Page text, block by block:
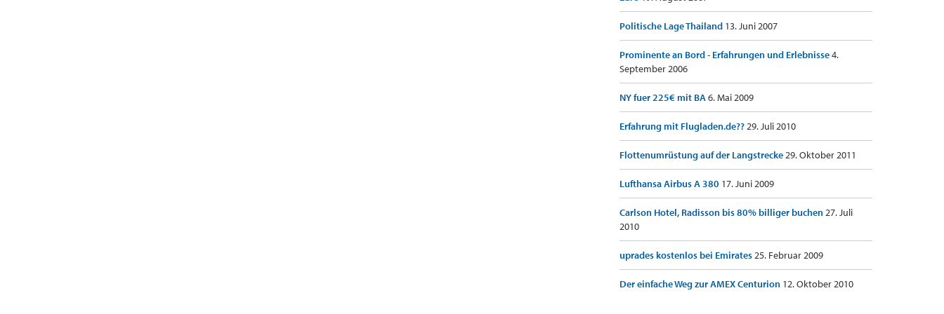
Politische Lage Thailand 13. Juni 2007
Prominente an Bord - Erfahrungen und Erlebnisse4.
September 2006
NY fuer 225€ mit BA6. Mai 2009
Erfahrung mit Flugladen.de??29. Juli 2010
Flottenumrüstung auf der Langstrecke29. Oktober 2011
Lufthansa Airbus A 380 17. Juni 2009
Carlson Hotel, Radisson bis 80% billiger buchen27. Juli
2010
uprades kostenlos bei Emirates25. Februar 2009
Der einfache Weg zur AMEX Centurion 12. Oktober 2010